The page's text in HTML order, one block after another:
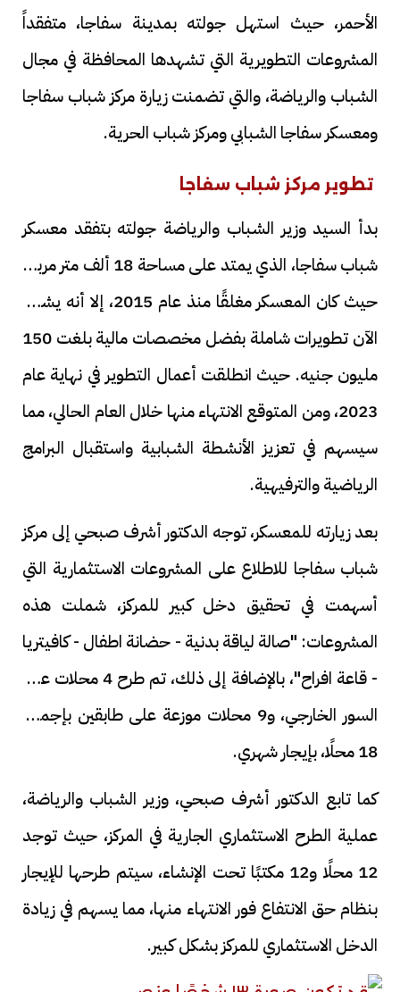
الأحمر، حيث استهل جولته بمدينة سفاجا، متفقداً
المشروعات التطويرية التي تشهدها المحافظة في مجال
الشباب والرياضة، والتي تضمنت زيارة مركز شباب سفاجا
ومعسكر سفاجا الشبابي ومركز شباب الحرية.
تطوير مركز شباب سفاجا
بدأ السيد وزير الشباب والرياضة جولته بتفقد معسكر
شباب سفاجا، الذي يمتد على مساحة 18 ألف متر مربع.
حيث كان المعسكر مغلقًا منذ عام 2015، إلا أنه يشهد
الآن تطويرات شاملة بفضل مخصصات مالية بلغت 150
مليون جنيه. حيث انطلقت أعمال التطوير في نهاية عام
2023، ومن المتوقع الانتهاء منها خلال العام الحالي، مما
سيسهم في تعزيز الأنشطة الشبابية واستقبال البرامج
الرياضية والترفيهية.
بعد زيارته للمعسكر، توجه الدكتور أشرف صبحي إلى مركز
شباب سفاجا للاطلاع على المشروعات الاستثمارية التي
أسهمت في تحقيق دخل كبير للمركز، شملت هذه
المشروعات: "صالة لياقة بدنية - حضانة اطفال - كافيتريا
- قاعة افراح"، بالإضافة إلى ذلك، تم طرح 4 محلات على
السور الخارجي، و9 محلات موزعة على طابقين بإجمالي
18 محلًا، بإيجار شهري.
كما تابع الدكتور أشرف صبحي، وزير الشباب والرياضة،
عملية الطرح الاستثماري الجارية في المركز، حيث توجد
12 محلًا و12 مكتبًا تحت الإنشاء، سيتم طرحها للإيجار
بنظام حق الانتفاع فور الانتهاء منها، مما يسهم في زيادة
الدخل الاستثماري للمركز بشكل كبير.